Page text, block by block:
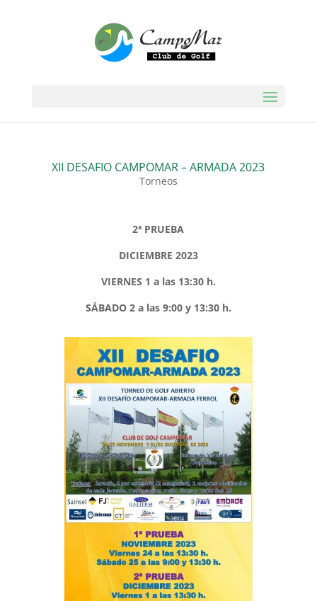
XII DESAFIO CAMPOMAR – ARMADA 2023
Torneos
2ª PRUEBA
DICIEMBRE 2023
VIERNES 1 a las 13:30 h.
SÁBADO 2 a las 9:00 y 13:30 h.